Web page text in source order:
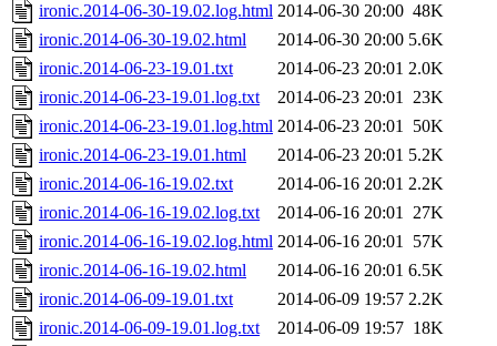
ironic.2014-06-30-19.02.log.html 2014-06-30 20:00 48K
ironic.2014-06-30-19.02.html
2014-06-30 20:00 5.6K
ironic.2014-06-23-19.01.txt
2014-06-23 20:01 2.0K
ironic.2014-06-23-19.01.log.txt
2014-06-23 20:01 23K
ironic.2014-06-23-19.01.log.html 2014-06-23 20:01 50K
ironic.2014-06-23-19.01.html
2014-06-23 20:01 5.2K
ironic.2014-06-16-19.02.txt
2014-06-16 20:01 2.2K
ironic.2014-06-16-19.02.log.txt
2014-06-16 20:01 27K
ironic.2014-06-16-19.02.log.html 2014-06-16 20:01 57K
ironic.2014-06-16-19.02.html
2014-06-16 20:01 6.5K
ironic.2014-06-09-19.01.txt
2014-06-09 19:57 2.2K
ironic.2014-06-09-19.01.log.txt
2014-06-09 19:57 18K